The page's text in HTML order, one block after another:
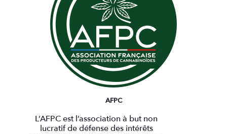
AFPC
L’AFPC est l’association à but non
lucratif de défense des intérêts